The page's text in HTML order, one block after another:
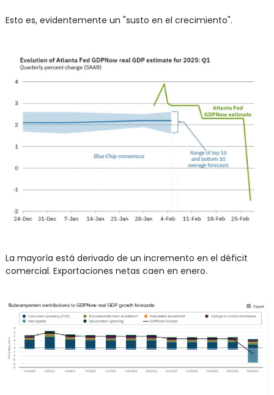
Esto es, evidentemente un "susto en el crecimiento".
La mayoría está derivado de un incremento en el déficit
comercial. Exportaciones netas caen en enero.